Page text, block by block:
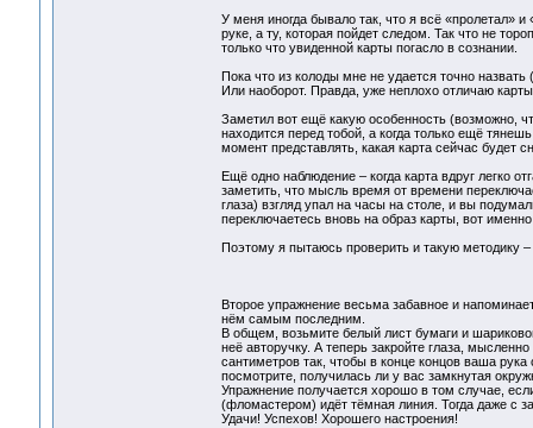
У меня иногда бывало так, что я всё «пролетал»
руке, а ту, которая пойдет следом. Так что не
только что увиденной карты погасло в сознании.
Пока что из колоды мне не удается точно
Или наоборот. Правда, уже неплохо отличаю
Заметил вот ещё какую особенность (возможно,
находится перед тобой, а когда только ещё
момент представлять, какая карта сейчас будет
Ещё одно наблюдение – когда карта вдруг легко
заметить, что мысль время от времени
глаза) взгляд упал на часы на столе, и вы
переключаетесь вновь на образ карты, вот
Поэтому я пытаюсь проверить и такую методику
Второе упражнение весьма забавное и
нём самым последним.
В общем, возьмите белый лист бумаги и
неё авторучку. А теперь закройте глаза,
сантиметров так, чтобы в конце концов ваша
посмотрите, получилась ли у вас замкнутая
Упражнение получается хорошо в том случае,
(фломастером) идёт тёмная линия. Тогда даже с
Удачи! Успехов! Хорошего настроения!